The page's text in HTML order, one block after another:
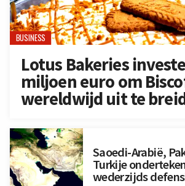
BUSINESS
Lotus Bakeries
miljoen euro om
wereldwijd uit te
Saoedi-Arabië,
Turkije
wederzijds